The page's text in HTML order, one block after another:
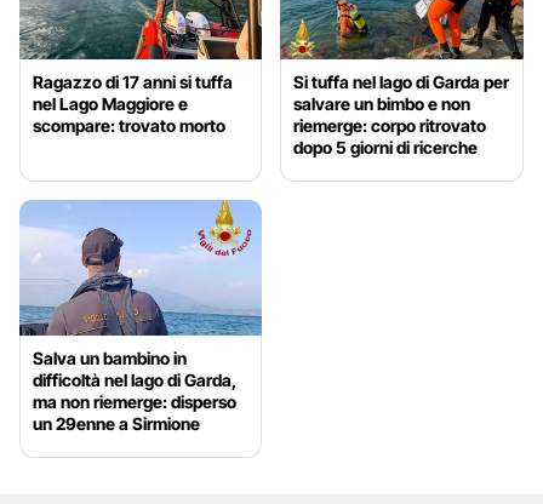
Ragazzo di 17 anni si tuffa
nel Lago Maggiore e
scompare: trovato morto
Si tuffa nel lago di Garda per
salvare un bimbo e non
riemerge: corpo ritrovato
dopo 5 giorni di ricerche
Salva un bambino in
difficoltà nel lago di Garda,
ma non riemerge: disperso
un 29enne a Sirmione